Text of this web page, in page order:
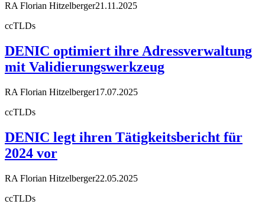
RA Florian Hitzelberger21.11.2025
ccTLDs
DENIC optimiert ihre Adressverwaltung
mit Validierungswerkzeug
RA Florian Hitzelberger17.07.2025
ccTLDs
DENIC legt ihren Tätigkeitsbericht für
2024 vor
RA Florian Hitzelberger22.05.2025
ccTLDs